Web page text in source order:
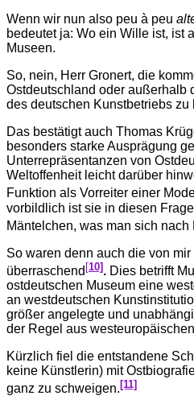
Wenn wir nun also peu à peu
bedeutet ja: Wo ein Wille ist, ist
Museen.
So, nein, Herr Gronert, die
Ostdeutschland oder außerhalb
des deutschen Kunstbetriebs
Das bestätigt auch Thomas
besonders starke Ausprägung
Unterrepräsentanzen von
Weltoffenheit leicht darüber
Funktion als Vorreiter einer
vorbildlich ist sie in diesen
Mäntelchen, was man sich
So waren denn auch die von
überraschend [10] . Dies betrifft
ostdeutschen Museum eine
an westdeutschen
größer angelegte und
der Regel aus
Kürzlich fiel die entstandene
keine Künstlerin) mit
ganz zu schweigen. [11]